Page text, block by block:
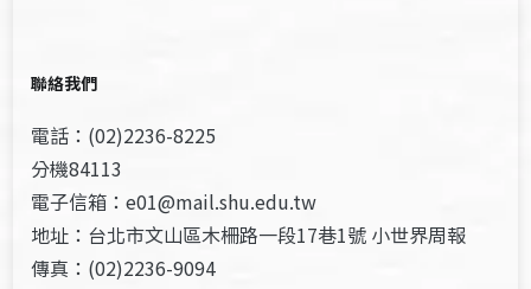
聯絡我們
電話：(02)2236-8225
分機84113
電子信箱：e01@mail.shu.edu.tw
地址：台北市文山區木柵路一段17巷1號 小世界周報
傳真：(02)2236-9094